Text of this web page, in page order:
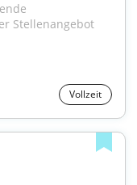
Stellenangebot
Vollzeit